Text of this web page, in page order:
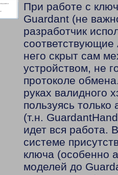
При работе с
Guardant (не
разработчик
соответствующие
него скрыт сам
устройством, не
протоколе
руках валидного
пользуясь
(т.н.
идет вся работа.
системе
ключа (особенно
моделей до